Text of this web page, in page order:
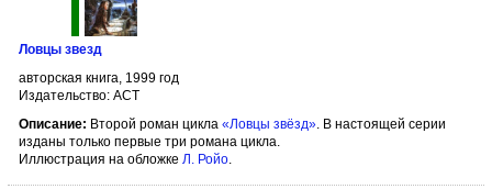
Ловцы звезд
авторская книга, 1999 год
Издательство: АСТ
Описание: Второй роман цикла «Ловцы звёзд». В настоящей серии
изданы только первые три романа цикла.
Иллюстрация на обложке Л. Ройо.